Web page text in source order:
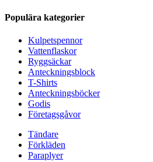
Populära kategorier
Kulpetspennor
Vattenflaskor
Ryggsäckar
Anteckningsblock
T-Shirts
Anteckningsböcker
Godis
Företagsgåvor
Tändare
Förkläden
Paraplyer